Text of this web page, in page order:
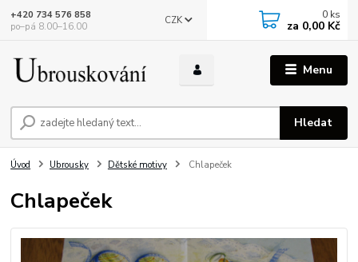
Menu
CZK
Hledat
+420 734 576 858
po–pá 8.00–16.00
0 ks
za 0,00 Kč
Úvod Ubrousky Dětské motivy Chlapeček
Chlapeček